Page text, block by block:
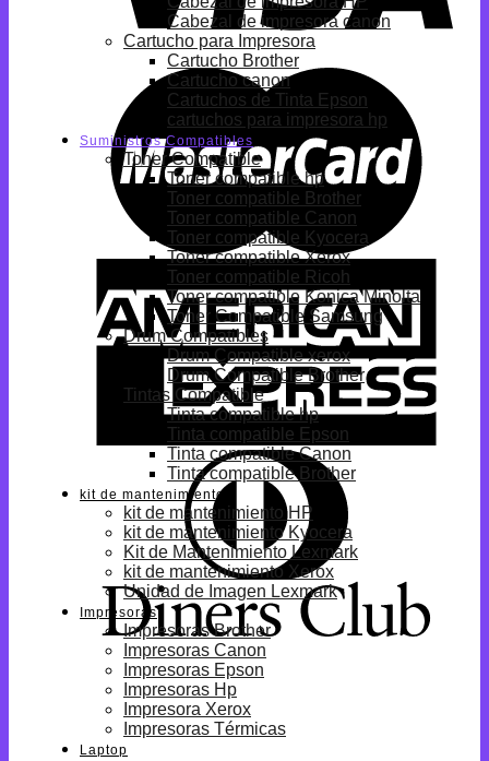
Cabezal de impresora canon
Cartucho para Impresora
Cartucho Brother
Cartucho canon
Cartuchos de Tinta Epson
cartuchos para impresora hp
Suministros Compatibles
Toner Compatible
Toner compatible hp
Toner compatible Brother
Toner compatible Canon
Toner compatible Kyocera
Toner compatible Xerox
Toner compatible Ricoh
Toner compatible Konica Minolta
Toner Compatible Samsung
Drum Compatibles
Drum Compatible xerox
Drum Compatible Brother
Tintas Compatible
Tinta compatible hp
Tinta compatible Epson
Tinta compatible Canon
Tinta compatible Brother
kit de mantenimiento
kit de mantenimiento HP
kit de mantenimiento Kyocera
Kit de Mantenimiento Lexmark
kit de mantenimiento Xerox
Unidad de Imagen Lexmark
Impresoras
Impresoras Brother
Impresoras Canon
Impresoras Epson
Impresoras Hp
Impresora Xerox
Impresoras Térmicas
Laptop